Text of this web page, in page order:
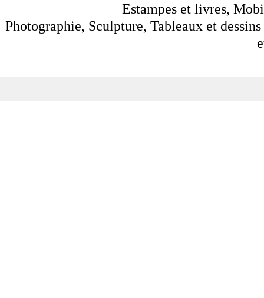
Estampes et livres,
Photographie, Sculpture, Tableaux et